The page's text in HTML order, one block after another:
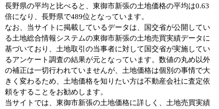
長野県の平均と比べると、東御市新張の土地価格の平均は0.63
倍になり、長野県で489位となっています。
なお、当サイトに掲載しているデータは、国交省が公開してい
る土地総合情報システムの東御市新張の土地売買実績データに
基づいており、土地取引の当事者に対して国交省が実施してい
るアンケート調査の結果が元となっています。数値の丸め以外
の補正は一切行われていませんが、土地価格は個別の事情で大
きく変わるため、土地価格を知りたい方は不動産会社に査定依
頼をすることをお勧めします。
当サイトでは、東御市新張の土地価格に詳しく、土地売買実績